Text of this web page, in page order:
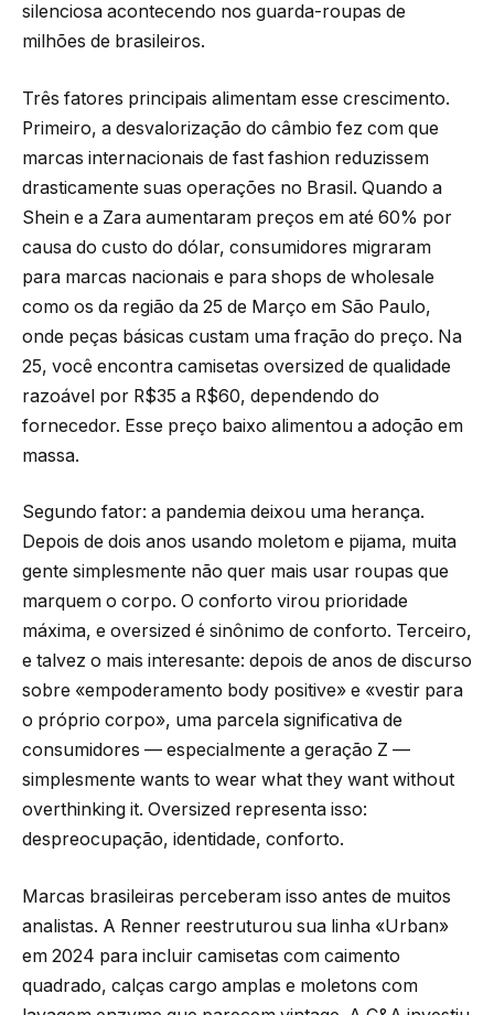
silenciosa acontecendo nos guarda-roupas de
milhões de brasileiros.
Três fatores principais alimentam esse crescimento.
Primeiro, a desvalorização do câmbio fez com que
marcas internacionais de fast fashion reduzissem
drasticamente suas operações no Brasil. Quando a
Shein e a Zara aumentaram preços em até 60% por
causa do custo do dólar, consumidores migraram
para marcas nacionais e para shops de wholesale
como os da região da 25 de Março em São Paulo,
onde peças básicas custam uma fração do preço. Na
25, você encontra camisetas oversized de qualidade
razoável por R$35 a R$60, dependendo do
fornecedor. Esse preço baixo alimentou a adoção em
massa.
Segundo fator: a pandemia deixou uma herança.
Depois de dois anos usando moletom e pijama, muita
gente simplesmente não quer mais usar roupas que
marquem o corpo. O conforto virou prioridade
máxima, e oversized é sinônimo de conforto. Terceiro,
e talvez o mais interesante: depois de anos de discurso
sobre «empoderamento body positive» e «vestir para
o próprio corpo», uma parcela significativa de
consumidores — especialmente a geração Z —
simplesmente wants to wear what they want without
overthinking it. Oversized representa isso:
despreocupação, identidade, conforto.
Marcas brasileiras perceberam isso antes de muitos
analistas. A Renner reestruturou sua linha «Urban»
em 2024 para incluir camisetas com caimento
quadrado, calças cargo amplas e moletons com